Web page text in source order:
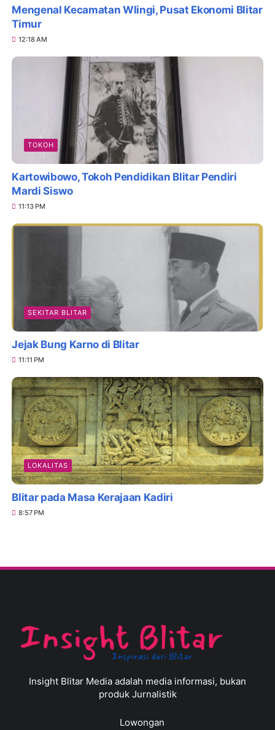
Mengenal Kecamatan Wlingi, Pusat Ekonomi Blitar
Timur
12:18 AM
TOKOH
Kartowibowo, Tokoh Pendidikan Blitar Pendiri
Mardi Siswo
11:13 PM
SEKITAR BLITAR
Jejak Bung Karno di Blitar
11:11 PM
LOKALITAS
Blitar pada Masa Kerajaan Kadiri
8:57 PM
Insight Blitar Media adalah media informasi, bukan
produk Jurnalistik
Lowongan